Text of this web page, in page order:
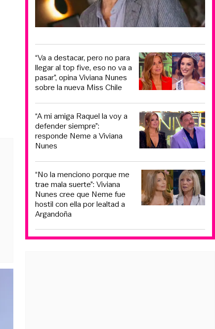
“Va a destacar, pero no para
llegar al top five, eso no va a
pasar”, opina Viviana Nunes
sobre la nueva Miss Chile
“A mi amiga Raquel la voy a
defender siempre”:
responde Neme a Viviana
Nunes
“No la menciono porque me
trae mala suerte”: Viviana
Nunes cree que Neme fue
hostil con ella por lealtad a
Argandoña